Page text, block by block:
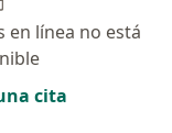
en línea no está
cita